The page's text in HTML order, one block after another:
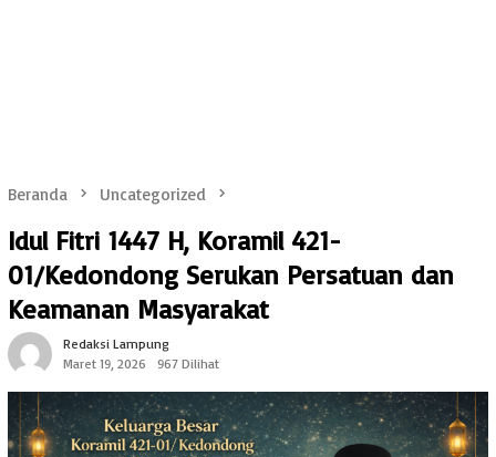
Beranda Uncategorized
Idul Fitri 1447 H, Koramil 421-
01/Kedondong Serukan Persatuan dan
Keamanan Masyarakat
Redaksi Lampung
Maret 19, 2026
967 Dilihat